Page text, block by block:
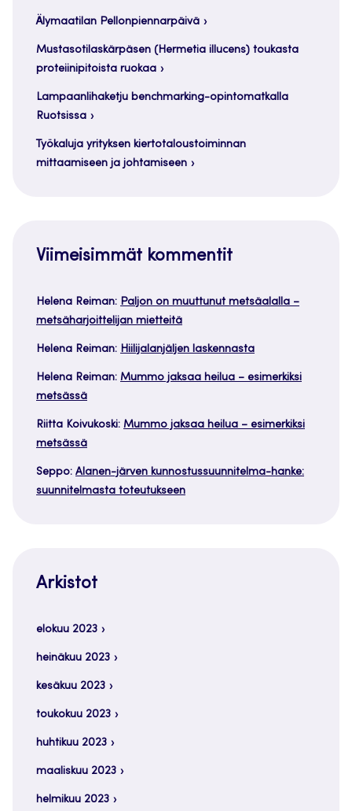
Älymaatilan Pellonpiennarpäivä
Mustasotilaskärpäsen (Hermetia illucens) toukasta
proteiinipitoista ruokaa
Lampaanlihaketju benchmarking-opintomatkalla
Ruotsissa
Työkaluja yrityksen kiertotaloustoiminnan
mittaamiseen ja johtamiseen
Viimeisimmät kommentit
Helena Reiman: Paljon on muuttunut metsäalalla –
metsäharjoittelijan mietteitä
Helena Reiman: Hiilijalanjäljen laskennasta
Helena Reiman: Mummo jaksaa heilua – esimerkiksi
metsässä
Riitta Koivukoski: Mummo jaksaa heilua – esimerkiksi
metsässä
Seppo: Alanen-järven kunnostussuunnitelma-hanke:
suunnitelmasta toteutukseen
Arkistot
elokuu 2023
heinäkuu 2023
kesäkuu 2023
toukokuu 2023
huhtikuu 2023
maaliskuu 2023
helmikuu 2023